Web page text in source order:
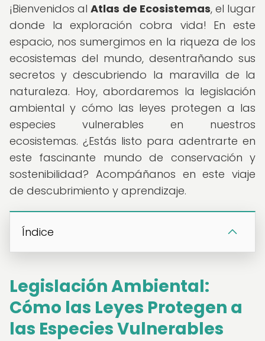
¡Bienvenidos alAtlas de Ecosistemas, el lugar
donde la exploración cobra vida! En este
espacio, nos sumergimos en la riqueza de los
ecosistemas del mundo, desentrañando sus
secretos y descubriendo la maravilla de la
naturaleza. Hoy, abordaremos la legislación
ambiental y cómo las leyes protegen a las
especies vulnerables en nuestros
ecosistemas. ¿Estás listo para adentrarte en
este fascinante mundo de conservación y
sostenibilidad? Acompáñanos en este viaje
de descubrimiento y aprendizaje.
Índice
Legislación Ambiental:
Cómo las Leyes Protegen a
las Especies Vulnerables